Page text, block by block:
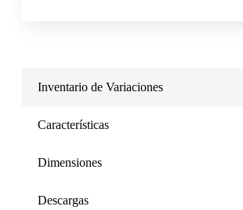
Inventario de Variaciones
Características
Dimensiones
Descargas